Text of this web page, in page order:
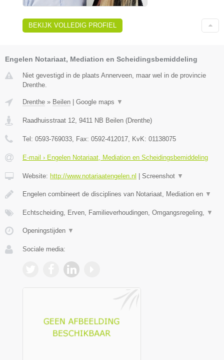
BEKIJK VOLLEDIG PROFIEL
Engelen Notariaat, Mediation en Scheidingsbemiddeling
Niet gevestigd in de plaats Annerveen, maar wel in de provincie
Drenthe.
Drenthe » Beilen Google maps ▼
Raadhuisstraat 12, 9411 NB Beilen (Drenthe)
Tel: 0593-769033, Fax: 0592-412017, KvK: 01138075
E-mail › Engelen Notariaat, Mediation en Scheidingsbemiddeling
Website: http://www.notariaatengelen.nl Screenshot ▼
Engelen combineert de disciplines van Notariaat, Mediation en ▼
Echtscheiding, Erven, Familieverhoudingen, Omgangsregeling, ▼
Openingstijden ▼
Sociale media: